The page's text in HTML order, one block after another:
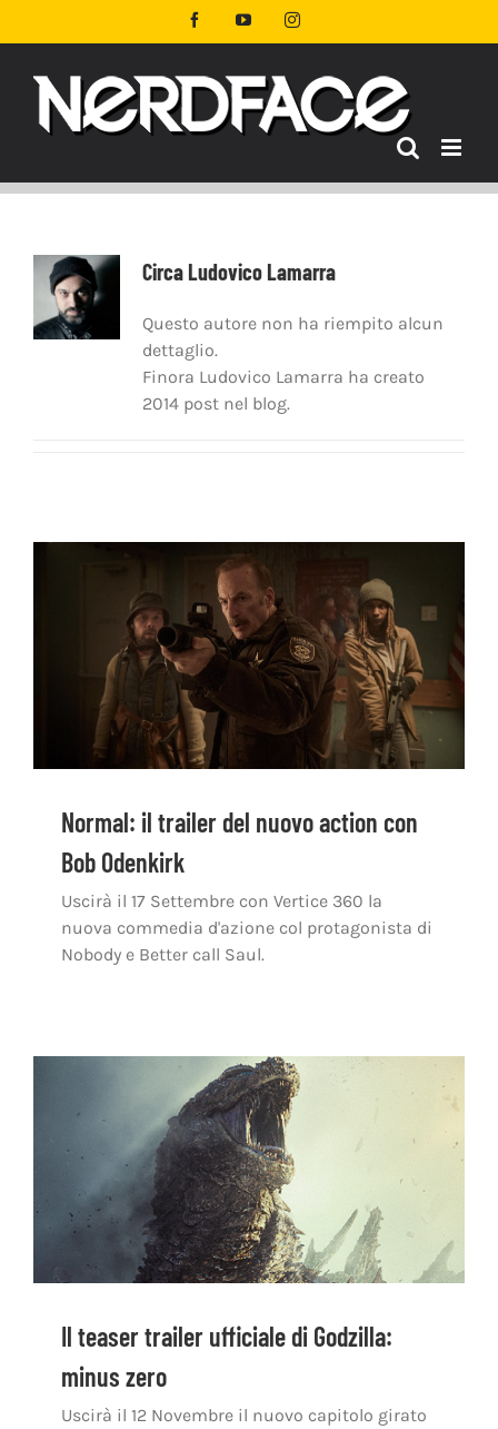
al
FacebookYouTubeInstagram
CircaLudovico Lamarra
Questo autore non ha riempito alcun
dettaglio.
Finora Ludovico Lamarra ha creato
2014 post nel blog.
Normal: il trailer del nuovo action con
Bob Odenkirk
Uscirà il 17 Settembre con Vertice 360 la
nuova commedia d'azione col protagonista di
Nobody e Better call Saul.
Il teaser trailer ufficiale di Godzilla:
minus zero
Uscirà il 12 Novembre il nuovo capitolo girato